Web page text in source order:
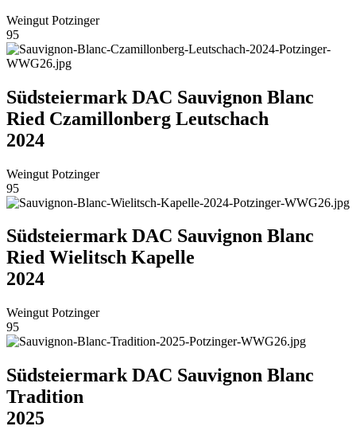
Weingut Potzinger
95
Südsteiermark DAC Sauvignon Blanc
Ried Czamillonberg Leutschach
2024
Weingut Potzinger
95
Südsteiermark DAC Sauvignon Blanc
Ried Wielitsch Kapelle
2024
Weingut Potzinger
95
Südsteiermark DAC Sauvignon Blanc
Tradition
2025